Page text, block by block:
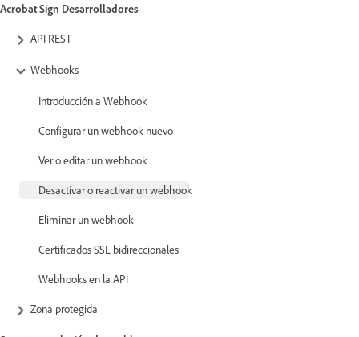
Acrobat Sign Desarrolladores
API REST
Webhooks
Introducción a Webhook
Configurar un webhook nuevo
Ver o editar un webhook
Desactivar o reactivar un webhook
Eliminar un webhook
Certificados SSL bidireccionales
Webhooks en la API
Zona protegida